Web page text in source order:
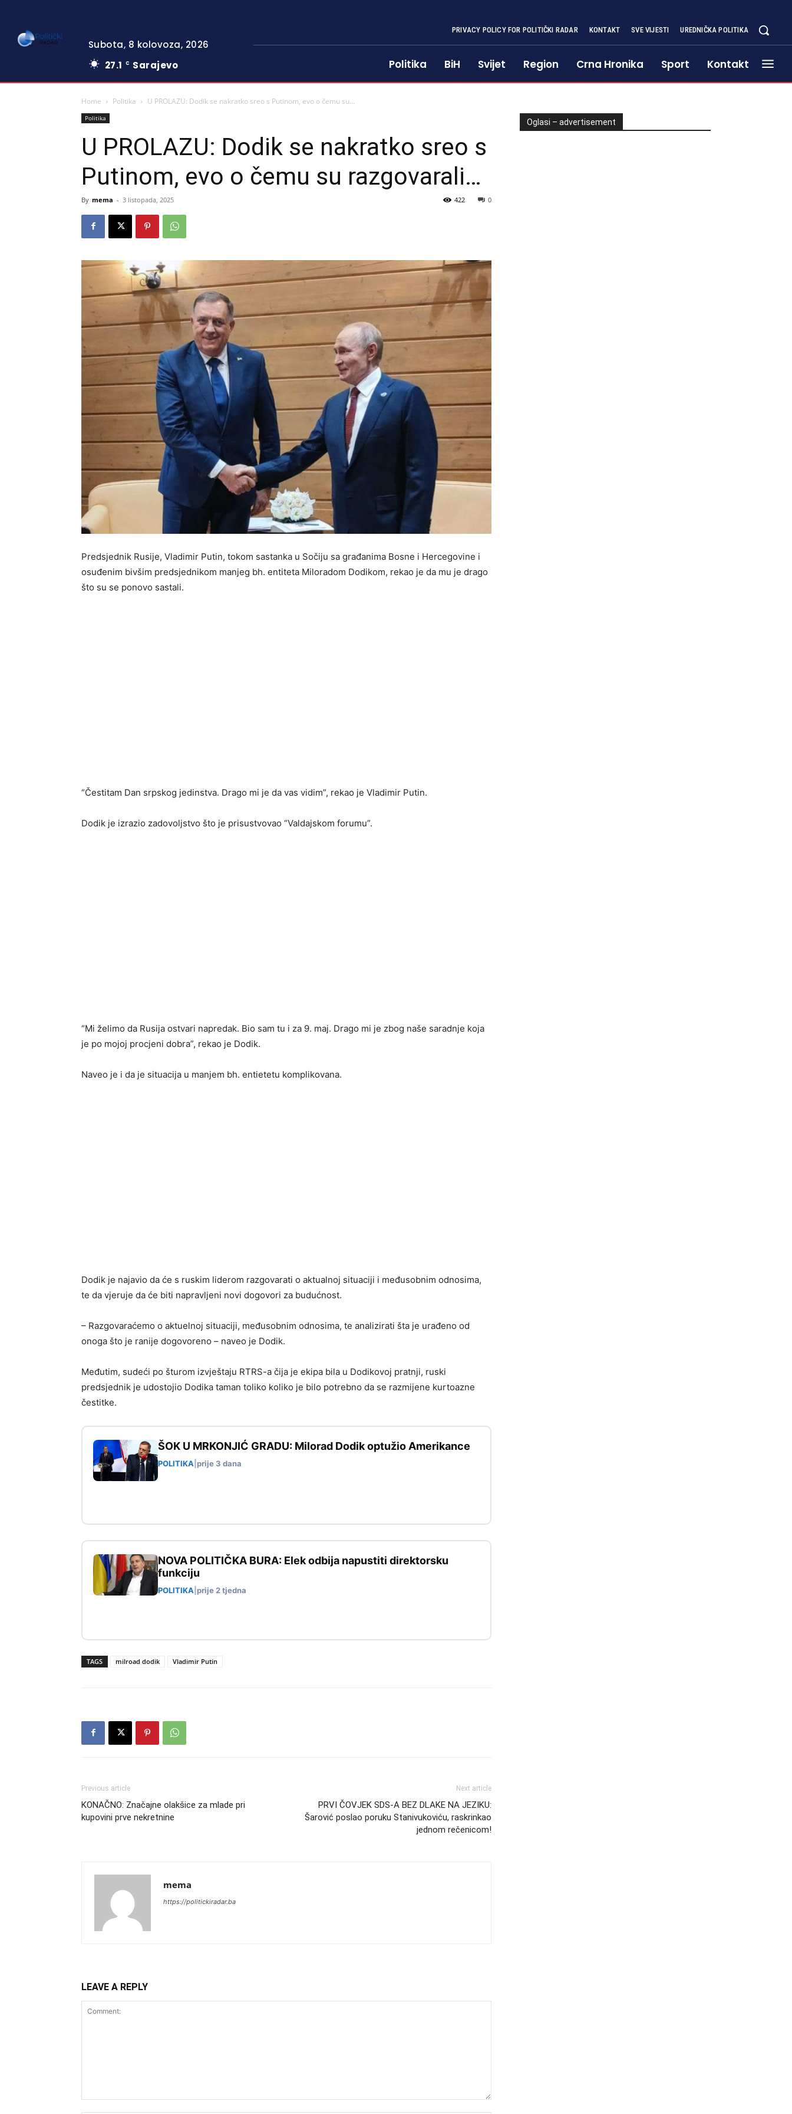
Subota, 8 kolovoza, 2026
27.1
C Sarajevo
PRIVACY POLICY FOR POLITIČKI RADAR KONTAKT SVE VIJESTI UREDNIČKA POLITIKA
Politika BiH Svijet Region Crna Hronika Sport Kontakt
Home Politika U PROLAZU: Dodik se nakratko sreo s Putinom, evo o čemu su...
Politika
U PROLAZU: Dodik se nakratko sreo s
Putinom, evo o čemu su razgovarali…
By mema - 3 listopada, 2025 0
422
Predsjednik Rusije, Vladimir Putin, tokom sastanka u Sočiju sa građanima Bosne i Hercegovine i
osuđenim bivšim predsjednikom manjeg bh. entiteta Miloradom Dodikom, rekao je da mu je drago
što su se ponovo sastali.
“Čestitam Dan srpskog jedinstva. Drago mi je da vas vidim”, rekao je Vladimir Putin.
Dodik je izrazio zadovoljstvo što je prisustvovao “Valdajskom forumu”.
“Mi želimo da Rusija ostvari napredak. Bio sam tu i za 9. maj. Drago mi je zbog naše saradnje koja
je po mojoj procjeni dobra”, rekao je Dodik.
Naveo je i da je situacija u manjem bh. entietetu komplikovana.
Dodik je najavio da će s ruskim liderom razgovarati o aktualnoj situaciji i međusobnim odnosima,
te da vjeruje da će biti napravljeni novi dogovori za budućnost.
– Razgovaraćemo o aktuelnoj situaciji, međusobnim odnosima, te analizirati šta je urađeno od
onoga što je ranije dogovoreno – naveo je Dodik.
Međutim, sudeći po šturom izvještaju RTRS-a čija je ekipa bila u Dodikovoj pratnji, ruski
predsjednik je udostojio Dodika taman toliko koliko je bilo potrebno da se razmijene kurtoazne
čestitke.
ŠOK U MRKONJIĆ GRADU: Milorad Dodik optužio Amerikance
POLITIKA prije 3 dana
NOVA POLITIČKA BURA: Elek odbija napustiti direktorsku
funkciju
POLITIKA prije 2 tjedna
TAGS milroad dodik Vladimir Putin
Previous article
KONAČNO: Značajne olakšice za mlade pri
kupovini prve nekretnine
Next article
PRVI ČOVJEK SDS-A BEZ DLAKE NA JEZIKU:
Šarović poslao poruku Stanivukoviću, raskrinkao
jednom rečenicom!
mema
https://politickiradar.ba
LEAVE A REPLY
Oglasi – advertisement